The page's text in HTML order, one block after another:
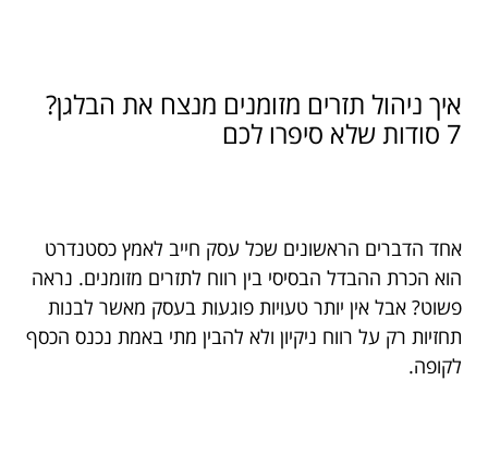
איך ניהול תזרים מזומנים מנצח את הבלגן?
7 סודות שלא סיפרו לכם
אחד הדברים הראשונים שכל עסק חייב לאמץ כסטנדרט
הוא הכרת ההבדל הבסיסי בין רווח לתזרים מזומנים. נראה
פשוט? אבל אין יותר טעויות פוגעות בעסק מאשר לבנות
תחזיות רק על רווח ניקיון ולא להבין מתי באמת נכנס הכסף
לקופה.